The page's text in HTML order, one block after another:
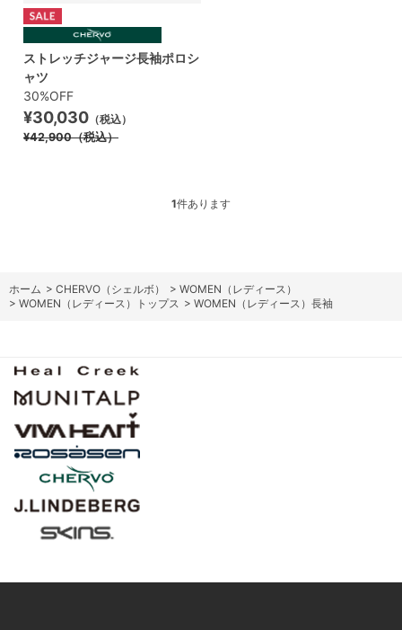
ストレッチジャージ長袖ポロシ
ャツ
30%OFF
¥30,030 （税込）
¥42,900（税込）
1件あります
ホーム > CHERVO（シェルボ） > WOMEN（レディース）
> WOMEN（レディース）トップス > WOMEN（レディース）長袖